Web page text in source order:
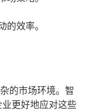
效率。
的市场环境。智
更好地应对这些